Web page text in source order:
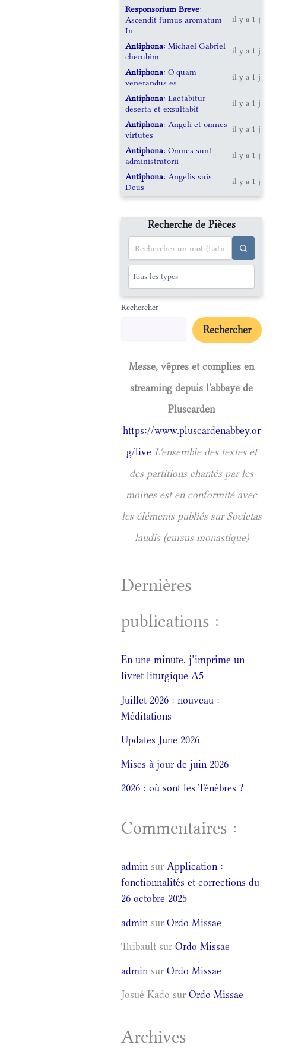
Responsorium Breve:
Ascendit fumus aromatum
In
il y a 1 j
Antiphona: Michael Gabriel
cherubim
il y a 1 j
Antiphona: O quam
venerandus es
il y a 1 j
Antiphona: Laetabitur
deserta et exsultabit
il y a 1 j
Antiphona: Angeli et omnes
virtutes
il y a 1 j
Antiphona: Omnes sunt
administratorii
il y a 1 j
Antiphona: Angelis suis
Deus
il y a 1 j
Recherche de Pièces
Rechercher
Rechercher
Messe, vêpres et complies en
streaming depuis l'abbaye de
Pluscarden
https://www.pluscardenabbey.or
g/live L'ensemble des textes et
des partitions chantés par les
moines est en conformité avec
les éléments publiés sur Societas
laudis (cursus monastique)
Dernières
publications :
En une minute, j’imprime un
livret liturgique A5
Juillet 2026 : nouveau :
Méditations
Updates June 2026
Mises à jour de juin 2026
2026 : où sont les Ténèbres ?
Commentaires :
admin surApplication :
fonctionnalités et corrections du
26 octobre 2025
admin surOrdo Missae
Thibault surOrdo Missae
admin surOrdo Missae
Josué Kado surOrdo Missae
Archives